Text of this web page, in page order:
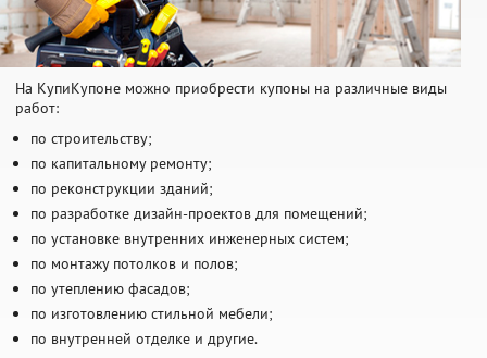
На КупиКупоне можно приобрести купоны на различные виды
работ:
по строительству;
по капитальному ремонту;
по реконструкции зданий;
по разработке дизайн-проектов для помещений;
по установке внутренних инженерных систем;
по монтажу потолков и полов;
по утеплению фасадов;
по изготовлению стильной мебели;
по внутренней отделке и другие.